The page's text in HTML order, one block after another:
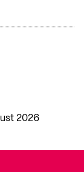
2026